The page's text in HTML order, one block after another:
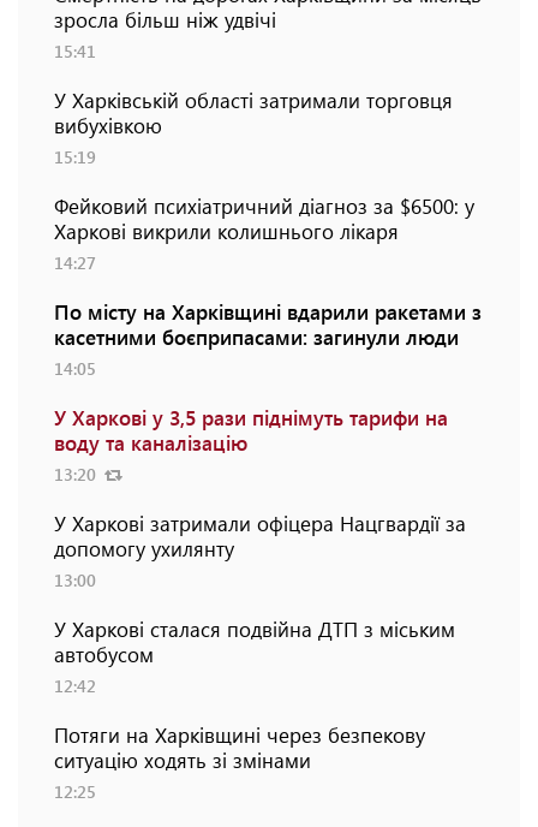
зросла більш ніж удвічі
15:41
У Харківській області затримали торговця
вибухівкою
15:19
Фейковий психіатричний діагноз за $6500: у
Харкові викрили колишнього лікаря
14:27
По місту на Харківщині вдарили ракетами з
касетними боєприпасами: загинули люди
14:05
У Харкові у 3,5 рази піднімуть тарифи на
воду та каналізацію
13:20
У Харкові затримали офіцера Нацгвардії за
допомогу ухилянту
13:00
У Харкові сталася подвійна ДТП з міським
автобусом
12:42
Потяги на Харківщині через безпекову
ситуацію ходять зі змінами
12:25